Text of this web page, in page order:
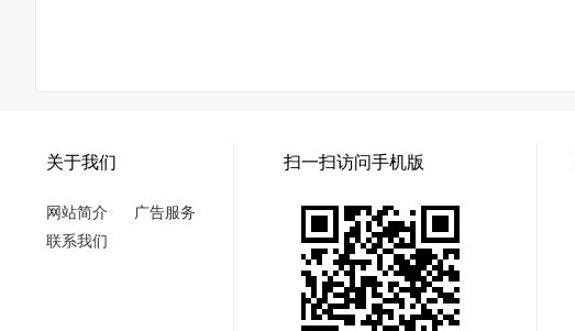
关于我们
网站简介
广告服务
联系我们
扫一扫访问手机版